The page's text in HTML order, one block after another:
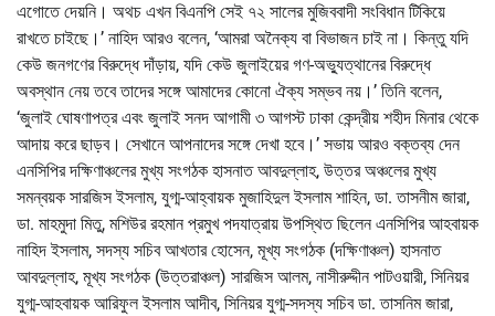
এগোতে দেয়নি। অথচ এখন বিএনপি সেই ৭২ সালের মুজিববাদী সংবিধান টিকিয়ে
রাখতে চাইছে।’ নাহিদ আরও বলেন, ‘আমরা অনৈক্য বা বিভাজন চাই না। কিন্তু যদি
কেউ জনগণের বিরুদ্ধে দাঁড়ায়, যদি কেউ জুলাইয়ের গণ-অভ্যুত্থানের বিরুদ্ধে
অবস্থান নেয় তবে তাদের সঙ্গে আমাদের কোনো ঐক্য সম্ভব নয়।’ তিনি বলেন,
‘জুলাই ঘোষণাপত্র এবং জুলাই সনদ আগামী ৩ আগস্ট ঢাকা কেন্দ্রীয় শহীদ মিনার থেকে
আদায় করে ছাড়ব। সেখানে আপনাদের সঙ্গে দেখা হবে।’ সভায় আরও বক্তব্য দেন
এনসিপির দক্ষিণাঞ্চলের মুখ্য সংগঠক হাসনাত আবদুল্লাহ, উত্তর অঞ্চলের মুখ্য
সমন্বয়ক সারজিস ইসলাম, যুগ্ম-আহ্বায়ক মুজাহিদুল ইসলাম শাহিন, ডা. তাসনীম জারা,
ডা. মাহমুদা মিতু, মশিউর রহমান প্রমুখ পদযাত্রায় উপস্থিত ছিলেন এনসিপির আহবায়ক
নাহিদ ইসলাম, সদস্য সচিব আখতার হোসেন, মূখ্য সংগঠক (দক্ষিণাঞ্চল) হাসনাত
আবদুল্লাহ, মূখ্য সংগঠক (উত্তরাঞ্চল) সারজিস আলম, নাসীরুদ্দীন পাটওয়ারী, সিনিয়র
যুগ্ম-আহবায়ক আরিফুল ইসলাম আদীব, সিনিয়র যুগ্ম-সদস্য সচিব ডা. তাসনিম জারা,